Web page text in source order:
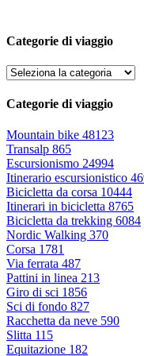
Categorie di viaggio
Categorie di viaggio
Mountain bike 48123
Transalp 865
Escursionismo 24994
Itinerario escursionistico
Bicicletta da corsa 10444
Itinerari in bicicletta 8765
Bicicletta da trekking 6084
Nordic Walking 370
Corsa 1781
Via ferrata 487
Pattini in linea 213
Giro di sci 1856
Sci di fondo 827
Racchetta da neve 590
Slitta 115
Equitazione 182